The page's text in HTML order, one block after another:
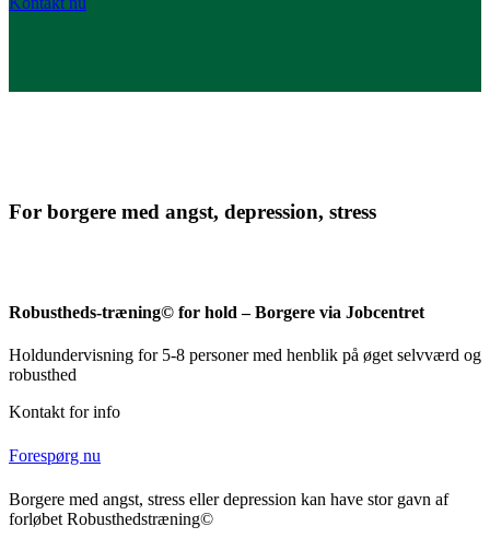
For borgere med angst, depression, stress
Robustheds-træning© for hold – Borgere via Jobcentret
Holdundervisning for 5-8 personer med henblik på øget selvværd og
robusthed
Kontakt for info
Forespørg nu
Borgere med angst, stress eller depression kan have stor gavn af
forløbet Robusthedstræning©